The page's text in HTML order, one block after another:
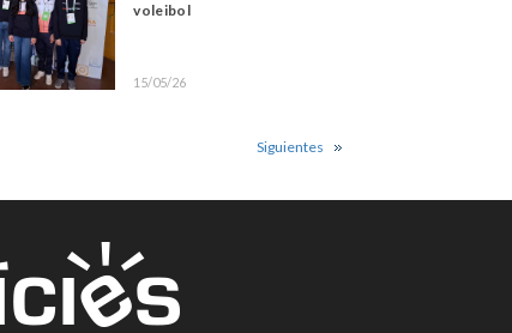
voleibol
15/05/26
Siguientes